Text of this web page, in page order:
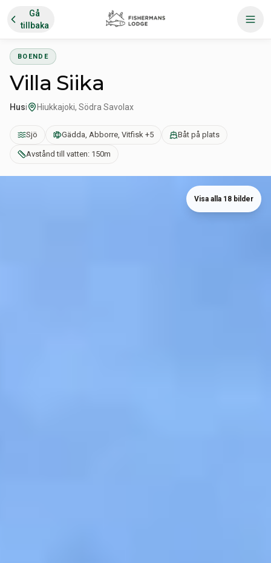
Gå
tillbaka
BOENDE
Villa Siika
Husi Hiukkajoki, Södra Savolax
Sjö Gädda, Abborre, Vitfisk +5 Båt på plats
Avstånd till vatten: 150m
Visa alla 18 bilder